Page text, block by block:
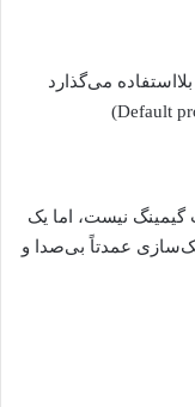
می‌گذارد
نیست، اما یک
عمدتاً بی‌صدا و